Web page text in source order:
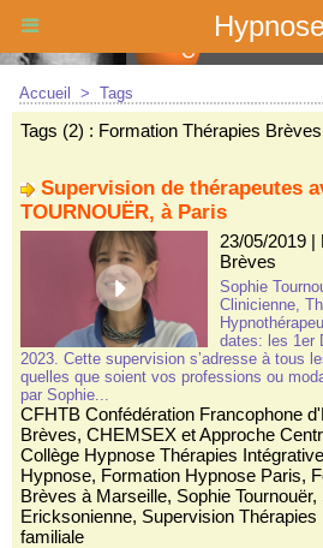
Accueil > Tags
Tags (2) : Formation Thérapies
Supervision de thérapeutes
TOURNOUËR, à Paris
23/05/2019|
Brèves
Sophie
Clinicienne,
dates: les 1er
2023. Cette supervision s’adresse à tous
quelles que soient vos professions ou
par Sophie...
CFHTB Confédération Francophone
Brèves, CHEMSEX et Approche
Collège Hypnose Thérapies
Hypnose, Formation Hypnose Paris,
Brèves à Marseille, Sophie Tournouër,
Ericksonienne, Supervision Thérapies
familiale